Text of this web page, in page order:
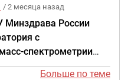
/ 2 месяца назад
Минздрава России
с
спектрометрии
медицины
Больше по теме